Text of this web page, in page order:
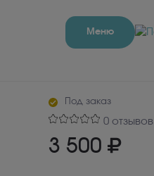
Меню
Под заказ
0 отзывов
3 500